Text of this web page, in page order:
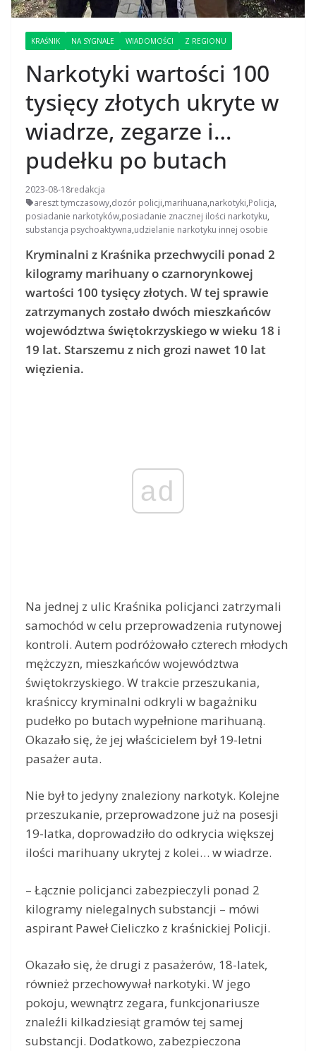
KRAŚNIK NA SYGNALE WIADOMOŚCI Z REGIONU
Narkotyki wartości 100
tysięcy złotych ukryte w
wiadrze, zegarze i…
pudełku po butach
2023-08-18redakcja
areszt tymczasowy,dozór policji,marihuana,narkotyki,Policja,
posiadanie narkotyków,posiadanie znacznej ilości narkotyku,
substancja psychoaktywna,udzielanie narkotyku innej osobie
Kryminalni z Kraśnika przechwycili ponad 2
kilogramy marihuany o czarnorynkowej
wartości 100 tysięcy złotych. W tej sprawie
zatrzymanych zostało dwóch mieszkańców
województwa świętokrzyskiego w wieku 18 i
19 lat. Starszemu z nich grozi nawet 10 lat
więzienia.
ad
Na jednej z ulic Kraśnika policjanci zatrzymali
samochód w celu przeprowadzenia rutynowej
kontroli. Autem podróżowało czterech młodych
mężczyzn, mieszkańców województwa
świętokrzyskiego. W trakcie przeszukania,
kraśniccy kryminalni odkryli w bagażniku
pudełko po butach wypełnione marihuaną.
Okazało się, że jej właścicielem był 19-letni
pasażer auta.
Nie był to jedyny znaleziony narkotyk. Kolejne
przeszukanie, przeprowadzone już na posesji
19-latka, doprowadziło do odkrycia większej
ilości marihuany ukrytej z kolei… w wiadrze.
– Łącznie policjanci zabezpieczyli ponad 2
kilogramy nielegalnych substancji – mówi
aspirant Paweł Cieliczko z kraśnickiej Policji.
Okazało się, że drugi z pasażerów, 18-latek,
również przechowywał narkotyki. W jego
pokoju, wewnątrz zegara, funkcjonariusze
znaleźli kilkadziesiąt gramów tej samej
substancji. Dodatkowo, zabezpieczona